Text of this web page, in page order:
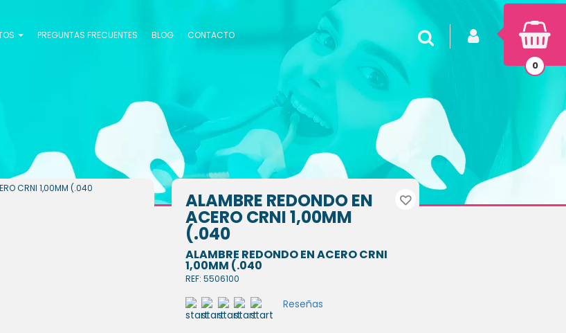
PREGUNTAS FRECUENTES BLOG CONTACTO INICIAR SESIÓN
Buscar
0
CRNI 1,00MM (.040
ALAMBRE REDONDO EN
ACERO CRNI 1,00MM
(.040
ALAMBRE REDONDO EN ACERO CRNI
1,00MM (.040
REF: 5506100
Reseñas